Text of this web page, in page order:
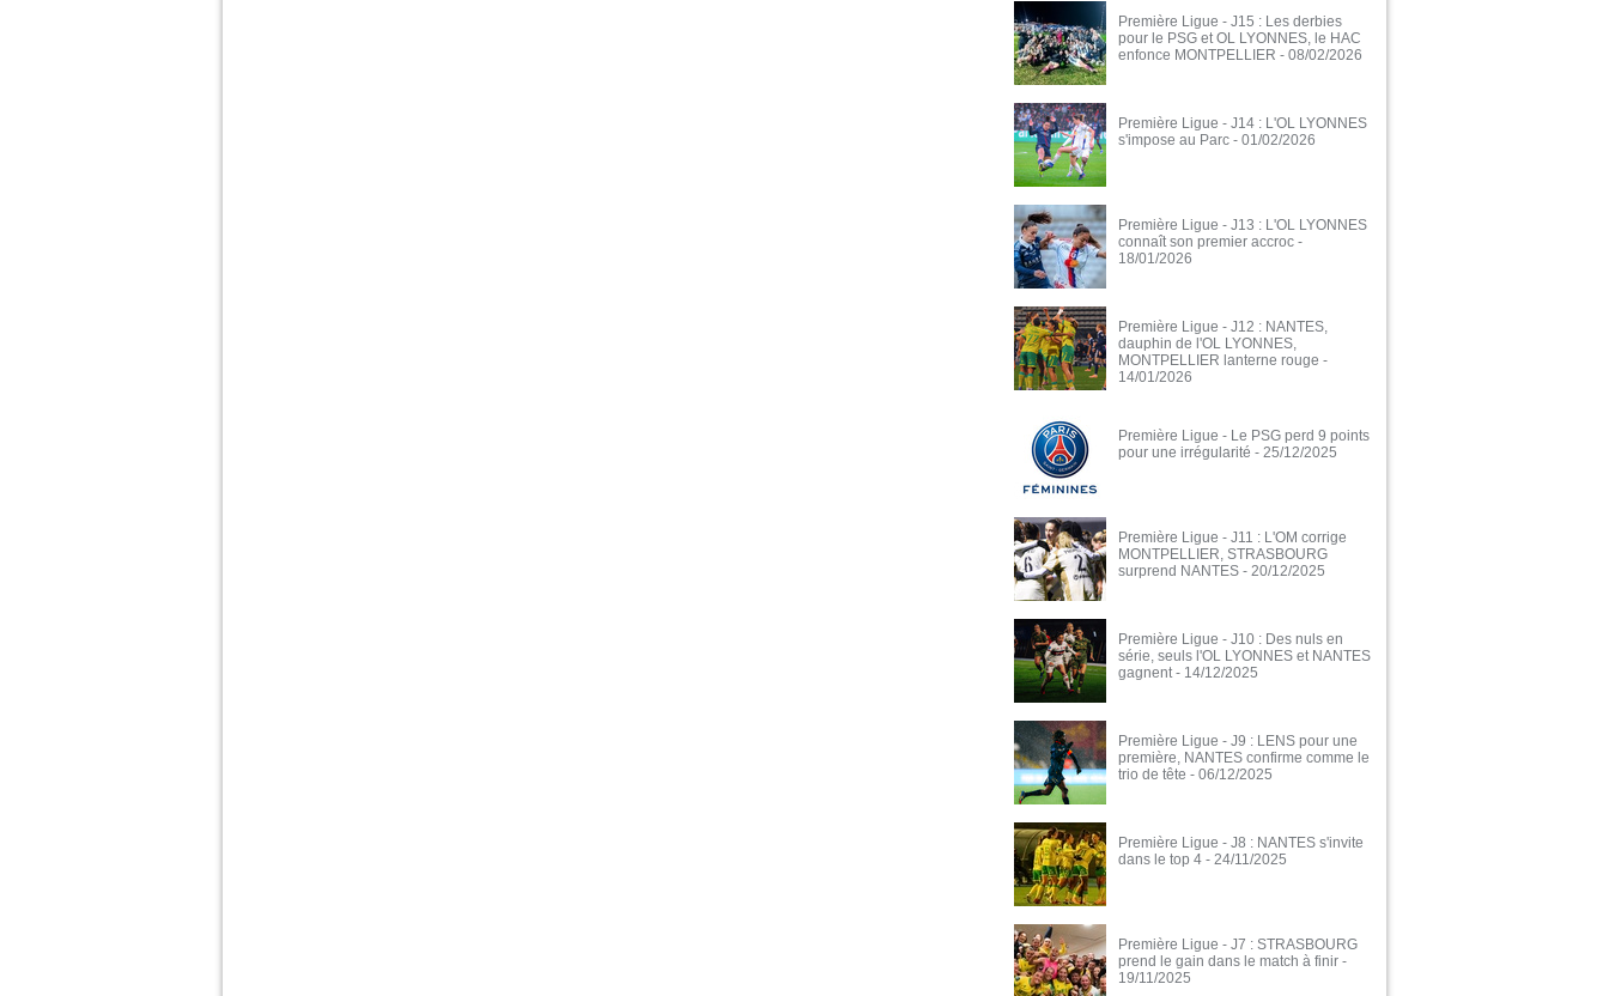
Première Ligue - J15 : Les derbies
pour le PSG et OL LYONNES, le HAC
enfonce MONTPELLIER - 08/02/2026
Première Ligue - J14 : L'OL LYONNES
s'impose au Parc - 01/02/2026
Première Ligue - J13 : L'OL LYONNES
connaît son premier accroc -
18/01/2026
Première Ligue - J12 : NANTES,
dauphin de l'OL LYONNES,
MONTPELLIER lanterne rouge -
14/01/2026
Première Ligue - Le PSG perd 9 points
pour une irrégularité - 25/12/2025
Première Ligue - J11 : L'OM corrige
MONTPELLIER, STRASBOURG
surprend NANTES - 20/12/2025
Première Ligue - J10 : Des nuls en
série, seuls l'OL LYONNES et NANTES
gagnent - 14/12/2025
Première Ligue - J9 : LENS pour une
première, NANTES confirme comme le
trio de tête - 06/12/2025
Première Ligue - J8 : NANTES s'invite
dans le top 4 - 24/11/2025
Première Ligue - J7 : STRASBOURG
prend le gain dans le match à finir -
19/11/2025